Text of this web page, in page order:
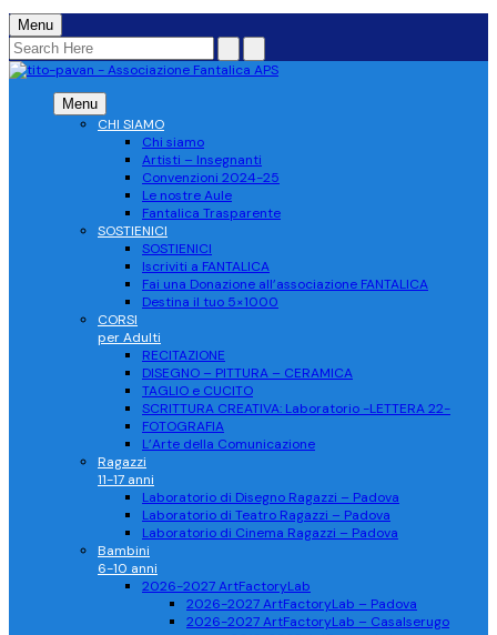
Menu
Menu
CHI SIAMO
Chi siamo
Artisti – Insegnanti
Convenzioni 2024-25
Le nostre Aule
Fantalica Trasparente
SOSTIENICI
SOSTIENICI
Iscriviti a FANTALICA
Fai una Donazione all’associazione FANTALICA
Destina il tuo 5×1000
CORSI
per Adulti
RECITAZIONE
DISEGNO – PITTURA – CERAMICA
TAGLIO e CUCITO
SCRITTURA CREATIVA: Laboratorio -LETTERA 22-
FOTOGRAFIA
L’Arte della Comunicazione
Ragazzi
11-17 anni
Laboratorio di Disegno Ragazzi – Padova
Laboratorio di Teatro Ragazzi – Padova
Laboratorio di Cinema Ragazzi – Padova
Bambini
6-10 anni
2026-2027 ArtFactoryLab
2026-2027 ArtFactoryLab – Padova
2026-2027 ArtFactoryLab – Casalserugo